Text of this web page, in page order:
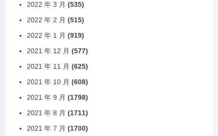
2022 年 3 月 (535)
2022 年 2 月 (515)
2022 年 1 月 (919)
2021 年 12 月 (577)
2021 年 11 月 (625)
2021 年 10 月 (608)
2021 年 9 月 (1798)
2021 年 8 月 (1711)
2021 年 7 月 (1700)